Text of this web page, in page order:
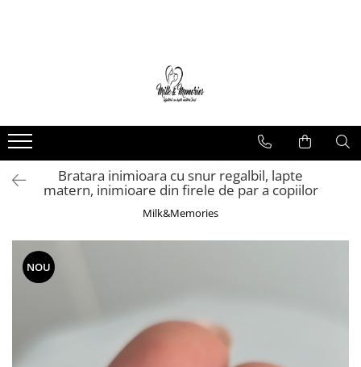
Brățări argint
Brățări șnur
Charm-uri
Cercei
Cercei argint
Inele
Inele aur
Pandantive
Bratara inimioara cu snur regalbil, lapte
matern, inimioare din firele de par a copiilor
Milk&Memories
NOU